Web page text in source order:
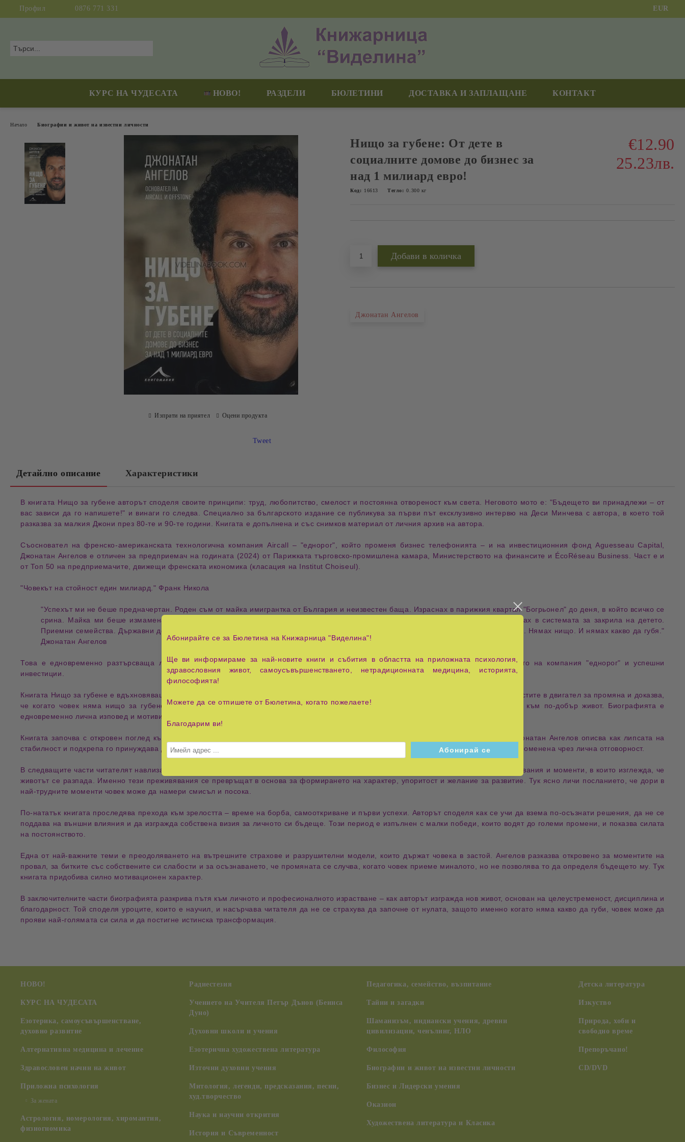
Профил 0876 771 331 EUR
КУРС НА ЧУДЕСАТА НОВО! РАЗДЕЛИ БЮЛЕТИНИ ДОСТАВКА И ЗАПЛАЩАНЕ КОНТАКТ
Начало Биографии и живот на известни личности
Нищо за губене: От дете в
социалните домове до бизнес за
над 1 милиард евро!
€12.90
25.23лв.
Код: 16613 Тегло: 0.300 кг
Джонатан Ангелов
Изпрати на приятел Оцени продукта
Tweet
Детайлно описание Характеристики
В книгата Нищо за губене авторът споделя своите принципи: труд , любопитство, смелост и постоянна отвореност към света. Неговото мото е: "Бъдещето ви принадлежи – от
вас зависи да го напишете!" и винаги го следва. Специално за българското издание се публикува за първи път ексклузивно интервю на Деси Минчева с автора, в което той
разказва за малкия Джони през 80-те и 90-те години. Книгата е допълнена и със снимков материал от личния архив на автора.
Съосновател на френско-американската технологична компания Aircall – "еднорог", който променя бизнес телефонията – и на инвестиционния фонд Aguesseau Capital
Джонатан Ангелов е отличен за предприемач на годината (2024) от Парижката търговско-промишлена камара, Министерството на финансите и ÉcoRéseau Business. Част е и
от Топ 50 на предприемачите, движещи френската икономика (класация на Institut Choiseul).
"Човекът на стойност един милиард." Франк Никола
"Успехът ми не беше предначертан. Роден съм от майка имигрантка от България и неизвестен баща. Израснах в парижкия квартал "Богрьонел" до деня, в който всичко се
срина. Майка ми беше измамена, изпадна в
, отдаде се на алкохолизма и загуби всичко. Включително и мен. Попаднах в системата за закрила на детето
Приемни семейства. Държавни домове. Глад. Студ. Самота. Чувствах се различен. И именно това се превърна в моето предимство. Нямах нищо. И нямах какво да губя."
Джонатан Ангелов
Това е едновременно разтърсваща лична история и практичен наръчник за успех
инвестиции
Книгата Нищо за губене е вдъхновяващ и емоционален разказ за личния път на Джонатан Ангелов – млад човек, който превръща трудностите в двигател за промяна и доказва,
че когато човек няма нищо за губене , имавсичко за спечелване. Това е история за устойчивост, смелост и непримирим стремеж към по-добър живот. Биографията е
едновременно лична изповед и мотивиращ наръчник за тези, които търсят сила да преодолеят собствените си препятствия.
Книгата започва с откровен поглед към
и ранните години на автора, белязани от несигурност, липси и трудни решения. Джонатан Ангелов описва как липсата на
стабилност и подкрепа го принуждава да изградивътрешна сила , да търси пътища за оцеляване и да вярва, че съдбата може да бъде променена чрез лична отговорност.
В следващите части читателят навлиза в света на тийнейджърството, когато авторът се сблъсква с първите големи
, разочарования и моменти, в които изглежда, че
животът се разпада. Именно тези преживявания се превръщат в основа за формирането нахарактер
, упоритост и желание за развитие. Тук ясно личи посланието, че дори в
най-трудните моменти човек може да намери смисъл и посока
По-нататък книгата проследява прехода към зрелостта – време на борба , самооткриване и първи успехи. Авторът споделя как се учи да взема по-осъзнати решения, да не се
поддава на външни влияния и да изгражда собствена визия за личното си бъдеще . Този период е изпълнен с малки победи, които водят до големи промени, и показва силата
на постоянството
Една от най-важните теми е преодоляването на вътрешните страхове и разрушителни модели, които държат човека в застой. Ангелов разказва откровено за моментите на
провал, за битките със собствените си слабости и за осъзнаването, че промяната се случва, когато човек приеме миналото, но не позволява то да определя бъдещето му. Тук
книгата придобива силно мотивационен характер.
В заключителните части биографията разкрива пътя към личното и професионалното израстване – как авторът изгражда нов живот, основан на целеустременост, дисциплина и
благодарност. Той споделя уроците, които е научил, и насърчава читателя да не се страхува да започне от нулата, защото именно когато няма какво да губи, човек може да
прояви най-голямата си сила и да постигне истинска трансформация.
НОВО!
КУРС НА ЧУДЕСАТА
Езотерика, самоусъвършенстване,
духовно развитие
Алтернативна медицина и лечение
Здравословен начин на живот
Приложна психология
За жената
Астрология, номерология, хиромантия,
физиогномика
Радиестезия
Учението на Учителя Петър Дънов (Беинса
Дуно)
Духовни школи и учения
Езотерична художествена литература
Източни духовни учения
Митология, легенди, предсказания, песни,
худ.творчество
Наука и научни открития
История и Съвременност
Педагогика, семейство, възпитание
Тайни и загадки
Шаманизъм, индиански учения, древни
цивилизации, ченълинг, НЛО
Философия
Биографии и живот на известни личности
Бизнес и Лидерски умения
Оказион
Художествена литература и Класика
Детска литература
Изкуство
Природа, хоби и
свободно време
Препоръчано!
CD/DVD
Абонирайте се за Бюлетина на Книжарница "Виделина"!
Ще ви информираме за най-новите книги и събития в областта на приложната психология,
здравословния живот, самоусъвършенстването, нетрадиционната медицина, историята,
философията!
Можете да се отпишете от Бюлетина, когато пожелаете!
Благодарим ви!